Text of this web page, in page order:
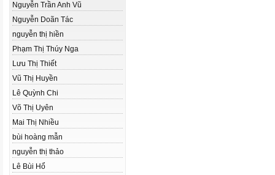
Nguyễn Trần Anh Vũ
Nguyễn Doãn Tác
nguyễn thị hiền
Phạm Thị Thúy Nga
Lưu Thị Thiết
Vũ Thị Huyền
Lê Quỳnh Chi
Võ Thị Uyên
Mai Thị Nhiều
bùi hoàng mẫn
nguyễn thị thảo
Lê Bùi Hổ